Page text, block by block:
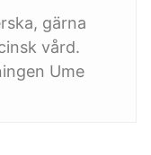
gärna
vård.
Ume